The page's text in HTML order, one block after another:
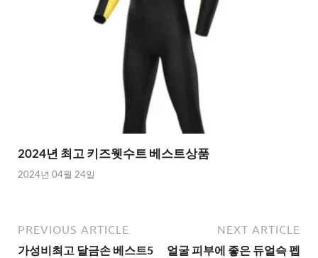
2024년 최고 키즈웻수트 베스트상품
2024년 04월 24일
PREVIOUS ARTICLE
가성비최고 달금손 베스트5
NEXT ARTICLE
얼굴 피부에 좋은 듀얼슥 펩